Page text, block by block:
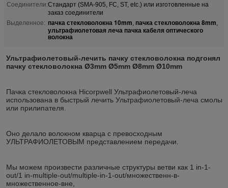
Соединители:Стандарт (SMA-905, FC, ST, etc.) или изготовленные на
заказ соединители
Выделенное: пачка стекловолокна 10mm, пачка стекловолокна 8mm,
ультрафиолетовая леча пачка кабеля оптического
волокна
Ультрафиолетовый-лечить пачку стекловолокна подгонял
пачку стекловолокна Ø3mm Ø5mm Ø8mm Ø10mm
Пачка стекловолокна Hicorpwell Ультрафиолетовый-леча
использована в быстрый лечить Ультрафиолетовый-леча смолы
или прилипателя.
Оно делало волокном кварца с превосходным
УЛЬТРАФИОЛЕТОВЫМ представлением передачи.
Мы можем произвести различные структуры ветви как 1 in-1-
out/1 in-multiple-out/multiple-in-1-out/множественн-в-
множественное-вне,